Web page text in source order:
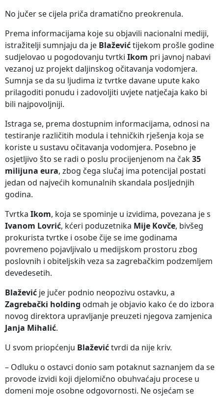
No jučer se cijela priča dramatično preokrenula.
Prema informacijama koje su objavili nacionalni mediji,
istražitelji sumnjaju da je Blaževićtijekom prošle godine
sudjelovao u pogodovanju tvrtki Ikom pri javnoj nabavi
vezanoj uz projekt daljinskog očitavanja vodomjera.
Sumnja se da su ljudima iz tvrtke davane upute kako
prilagoditi ponudu i zadovoljiti uvjete natječaja kako bi
bili najpovoljniji.
Istraga se, prema dostupnim informacijama, odnosi na
testiranje različitih modula i tehničkih rješenja koja se
koriste u sustavu očitavanja vodomjera. Posebno je
osjetljivo što se radi o poslu procijenjenom na čak35
milijuna eura, zbog čega slučaj ima potencijal postati
jedan od najvećih komunalnih skandala posljednjih
godina.
Tvrtka Ikom, koja se spominje u izvidima, povezana je s
Ivanom Lovrić, kćeri poduzetnika Mije Kovče, bivšeg
prokurista tvrtke i osobe čije se ime godinama
povremeno pojavljivalo u medijskom prostoru zbog
poslovnih i obiteljskih veza sa zagrebačkim podzemljem
devedesetih.
Blažević je jučer podnio neopozivu ostavku, a
Zagrebački holding odmah je objavio kako će do izbora
novog direktora upravljanje preuzeti njegova zamjenica
Janja Mihalić.
U svom priopćenju Blaževićtvrdi da nije kriv.
– Odluku o ostavci donio sam potaknut saznanjem da se
provode izvidi koji djelomično obuhvaćaju procese u
domeni moje osobne odgovornosti. Ne osjećam se